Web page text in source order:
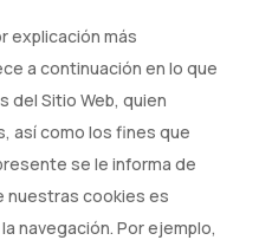
explicación más
a continuación en lo que
del Sitio Web, quien
así como los fines que
se le informa de
nuestras cookies es
navegación. Por ejemplo,